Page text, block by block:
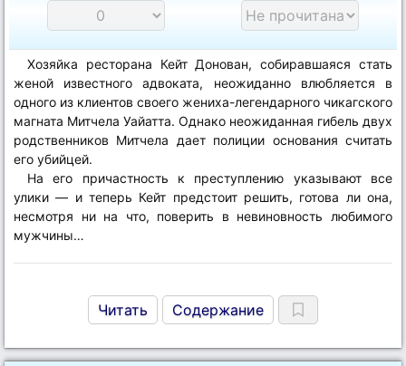
Хозяйка ресторана Кейт Донован, собиравшаяся стать
женой известного адвоката, неожиданно влюбляется в
одного из клиентов своего жениха-легендарного чикагского
магната Митчела Уайатта. Однако неожиданная гибель двух
родственников Митчела дает полиции основания считать
его убийцей.
На его причастность к преступлению указывают все
улики — и теперь Кейт предстоит решить, готова ли она,
несмотря ни на что, поверить в невиновность любимого
мужчины…
Читать Содержание